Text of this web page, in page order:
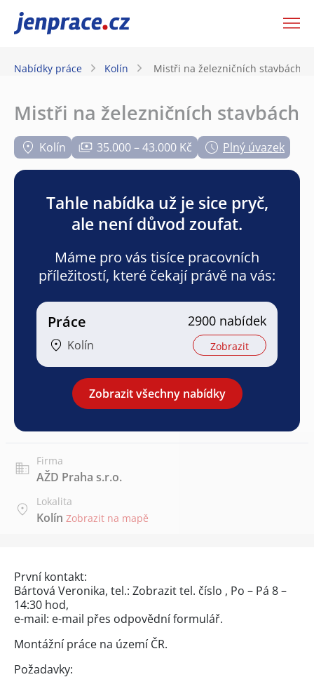
JenPráce.cz
Nabídky práce Kolín Mistři na železničních stavbách
Mistři na železničních stavbách
Kolín 35.000 – 43.000 Kč Plný úvazek
Tahle nabídka už je sice pryč,
ale není důvod zoufat.
Máme pro vás tisíce pracovních
příležitostí, které čekají právě na vás:
Práce
Kolín
2900 nabídek
Zobrazit
Zobrazit všechny nabídky
Firma
AŽD Praha s.r.o.
Lokalita
Kolín Zobrazit na mapě
První kontakt:
Bártová Veronika, tel.: Zobrazit tel. číslo , Po – Pá 8 –
14:30 hod,
e-mail: e-mail přes odpovědní formulář.
Montážní práce na území ČR.
Požadavky: